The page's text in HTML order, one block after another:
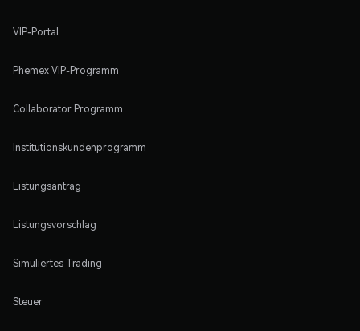
VIP-Portal
Phemex VIP-Programm
Collaborator Programm
Institutionskundenprogramm
Listungsantrag
Listungsvorschlag
Simuliertes Trading
Steuer